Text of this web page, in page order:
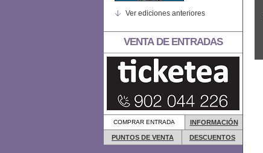
Ver ediciones anteriores
VENTA DE ENTRADAS
COMPRAR ENTRADA INFORMACIÓN
PUNTOS DE VENTA DESCUENTOS